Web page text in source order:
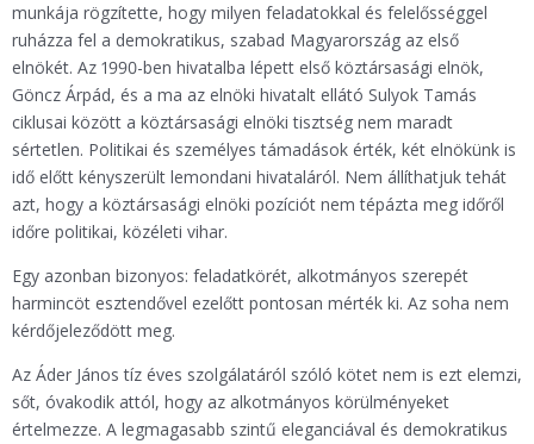
munkája rögzítette, hogy milyen feladatokkal és felelősséggel
ruházza fel a demokratikus, szabad Magyarország az első
elnökét. Az 1990-ben hivatalba lépett első köztársasági elnök,
Göncz Árpád, és a ma az elnöki hivatalt ellátó Sulyok Tamás
ciklusai között a köztársasági elnöki tisztség nem maradt
sértetlen. Politikai és személyes támadások érték, két elnökünk is
idő előtt kényszerült lemondani hivataláról. Nem állíthatjuk tehát
azt, hogy a köztársasági elnöki pozíciót nem tépázta meg időről
időre politikai, közéleti vihar.
Egy azonban bizonyos: feladatkörét, alkotmányos szerepét
harmincöt esztendővel ezelőtt pontosan mérték ki. Az soha nem
kérdőjeleződött meg.
Az Áder János tíz éves szolgálatáról szóló kötet nem is ezt elemzi,
sőt, óvakodik attól, hogy az alkotmányos körülményeket
értelmezze. A legmagasabb szintű eleganciával és demokratikus